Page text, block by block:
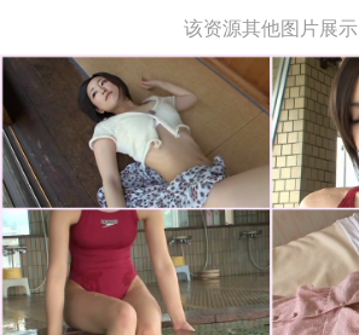
该资源其他图片展示